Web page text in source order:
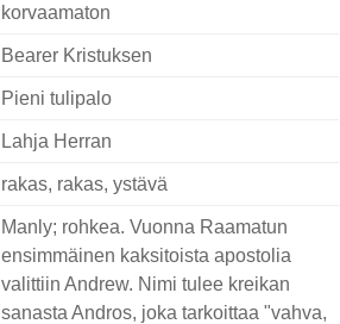
korvaamaton
Bearer Kristuksen
Pieni tulipalo
Lahja Herran
rakas, rakas, ystävä
Manly; rohkea. Vuonna Raamatun
ensimmäinen kaksitoista apostolia
valittiin Andrew. Nimi tulee kreikan
sanasta Andros, joka tarkoittaa "vahva,